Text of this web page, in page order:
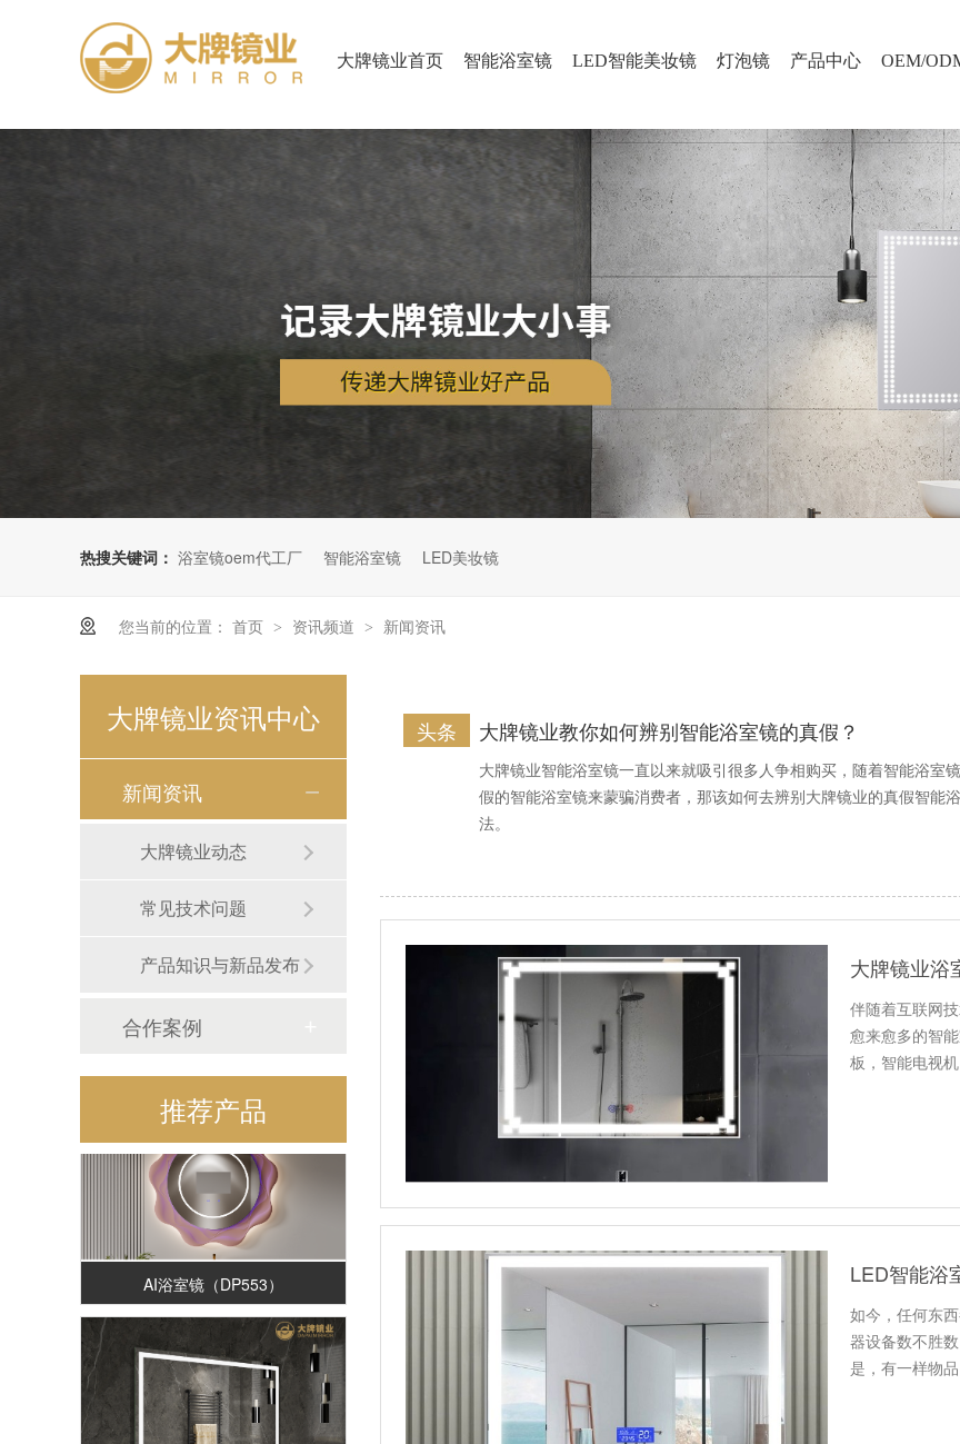
大牌镜业首页 智能浴室镜 LED智能美妆镜 灯泡镜 产品中心 OEM/
热搜关键词： 浴室镜oem代工厂 智能浴室镜 LED美妆镜
您当前的位置： 首页 > 资讯频道 > 新闻资讯
大牌镜业教你如何辨别智能浴室镜的真假？
头条
大牌镜业智能浴室镜一直以来就吸引很多人争相购买，随着智能浴室
假的智能浴室镜来蒙骗消费者，那该如何去辨别大牌镜业的真假智能
法。
大牌镜业浴
伴随着互联网
愈来愈多的智
板，智能电视
LED智能浴
如今，任何东
器设备数不胜
是，有一样物
大牌镜业资讯中心
新闻资讯
大牌镜业动态
常见技术问题
产品知识与新品发布
合作案例
推荐产品
水晶花纹浴室镜
三折理发镜（SM477）
AI浴室镜（DP553）